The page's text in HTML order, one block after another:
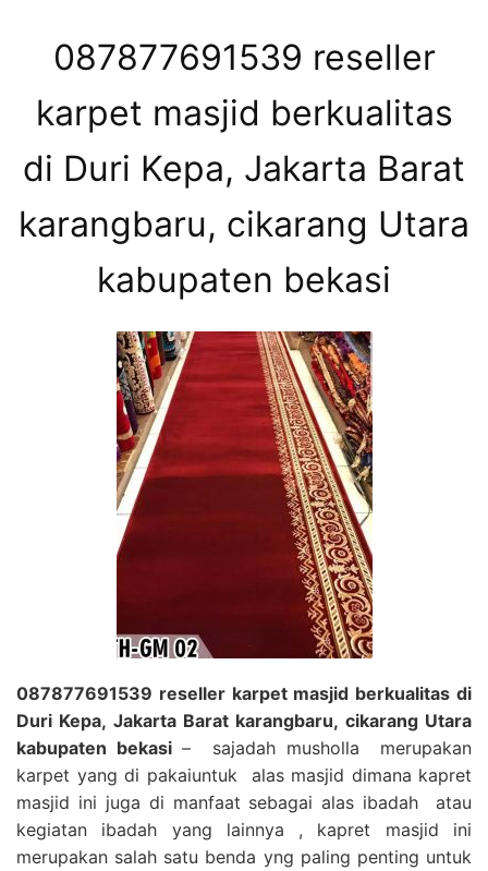
087877691539 reseller
karpet masjid berkualitas
di Duri Kepa, Jakarta Barat
karangbaru, cikarang Utara
kabupaten bekasi
087877691539 reseller karpet masjid berkualitas di
Duri Kepa, Jakarta Barat karangbaru, cikarang Utara
kabupaten bekasi– sajadah musholla merupakan
karpet yang di pakaiuntuk alas masjid dimana kapret
masjid ini juga di manfaat sebagai alas ibadah atau
kegiatan ibadah yang lainnya , kapret masjid ini
merupakan salah satu benda yng paling penting untuk